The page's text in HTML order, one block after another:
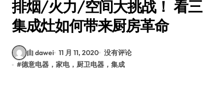
排烟/火力/空间大挑战！ 看三
集成灶如何带来厨房革命
由 dawei 11 月 11, 2020 没有评论
#德意电器，家电，厨卫电器，集成